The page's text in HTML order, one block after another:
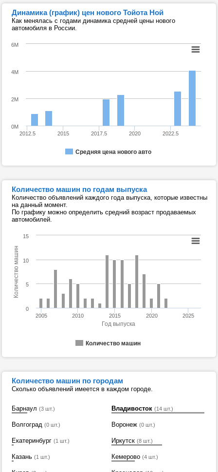
Динамика (график) цен нового Тойота Ной
Как менялась с годами динамика средней цены нового
автомобиля в России.
Средняя цена нового авто
2012.5 2015 2017.5 2020 2022.5
0M
2M
4M
6M
Количество машин по годам выпуска
Количество объявлений каждого года выпуска, которые известны
на данный момент.
По графику можно определить средний возраст продаваемых
автомобилей.
Год выпуска
Количество машин
Количество машин
2005 2010 2015 2020 2025
0
5
10
15
Количество машин по городам
Сколько объявлений имеется в каждом городе.
Барнаул (3 шт.) Владивосток (14 шт.)
Волгоград (0 шт.) Воронеж (0 шт.)
Екатеринбург (1 шт.) Иркутск (8 шт.)
Казань (1 шт.) Кемерово (4 шт.)